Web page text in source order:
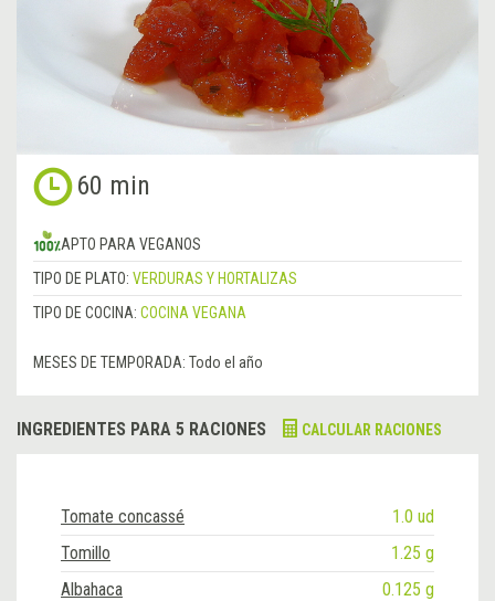
60 min
APTO PARA VEGANOS
TIPO DE PLATO: VERDURAS Y HORTALIZAS
TIPO DE COCINA: COCINA VEGANA
MESES DE TEMPORADA: Todo el año
INGREDIENTES PARA 5 RACIONES CALCULAR RACIONES
Tomate concassé
1.0 ud
Tomillo
1.25 g
Albahaca
0.125 g